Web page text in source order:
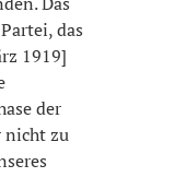
das
1919]
der
nicht zu